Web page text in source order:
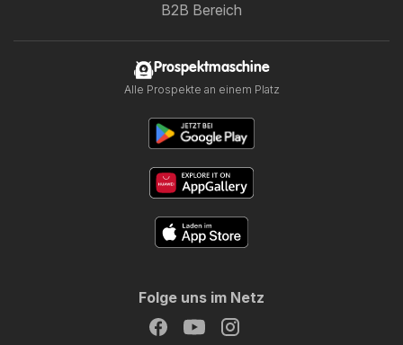
B2B Bereich
Prospektmaschine
Alle Prospekte an einem Platz
Folge uns im Netz